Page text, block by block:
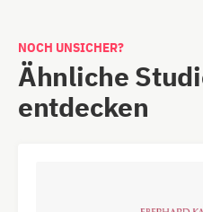
NOCH UNSICHER?
Ähnliche
entdecken